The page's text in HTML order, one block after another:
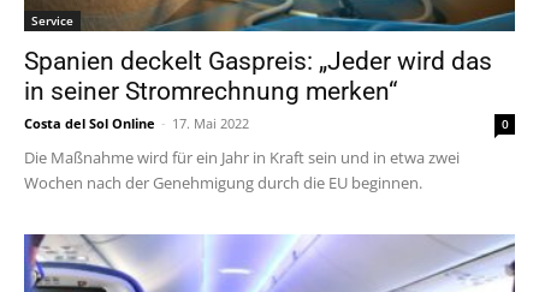
Service
Spanien deckelt Gaspreis: „Jeder wird das
in seiner Stromrechnung merken“
Costa del Sol Online - 17. Mai 2022 0
Die Maßnahme wird für ein Jahr in Kraft sein und in etwa zwei
Wochen nach der Genehmigung durch die EU beginnen.